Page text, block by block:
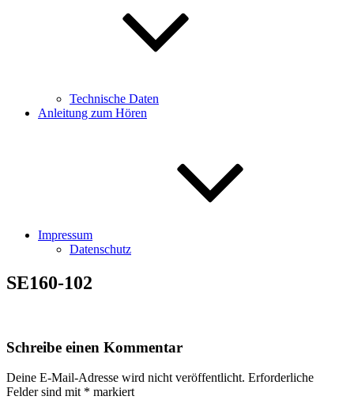
Technische Daten
Anleitung zum Hören
Impressum
Datenschutz
SE160-102
Schreibe einen Kommentar
Deine E-Mail-Adresse wird nicht veröffentlicht. Erforderliche
Felder sind mit * markiert